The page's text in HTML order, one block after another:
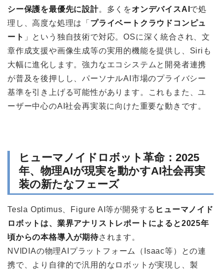
シー保護を最優先に設計。多くをオンデバイスAI で処
理し、高度な処理は「 プライベートクラウドコンピュ
ート 」という独自技術で対応。OSに深く統合され、文
章作成支援や画像生成等の実用的機能を提供し、Siriも
大幅に進化します。強力なエコシステムと開発者連携
が普及を後押しし、パーソナルAI市場のプライバシー
基準を引き上げる可能性があります。これもまた、ユ
ーザー中心のAI社会再実装に向けた重要な動きです。
ヒューマノイドロボット革命：2025
年、物理AIが現実を動かすAI社会再実
装の新たなフェーズ
Tesla Optimus、Figure AI等が開発する ヒューマノイド
ロボットは、業界アナリストレポートによると2025年
頃からの本格導入が期待されます。
NVIDIAの物理AIプラットフォーム（Isaac等）との連
携で、より自律的で汎用的なロボットが実現し、製